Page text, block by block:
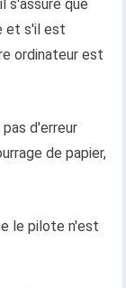
s'assure que
et s'il est
ordinateur est
pas d'erreur
de papier,
le pilote n'est